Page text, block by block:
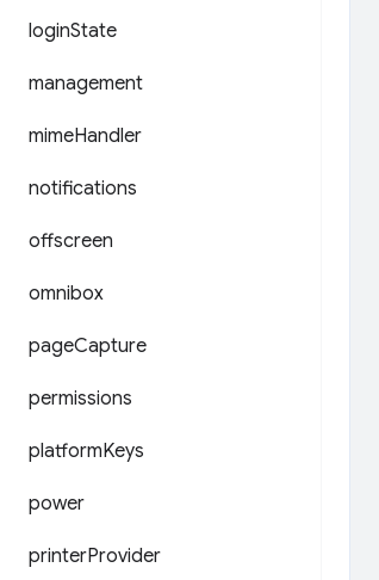
loginState
management
mimeHandler
notifications
offscreen
omnibox
pageCapture
permissions
platformKeys
power
printerProvider